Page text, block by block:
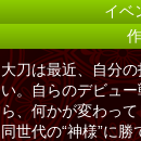
イベ
大刀は最近、自分
い。自らのデビュー
ら、何かが変わっ
同世代の“神様”に